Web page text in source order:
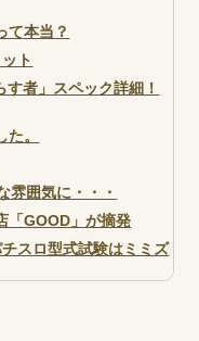
て本当？
ト
す者」スペック詳細！
。
雰囲気に・・・
「GOOD」が摘発
スロ型式試験はミミズ